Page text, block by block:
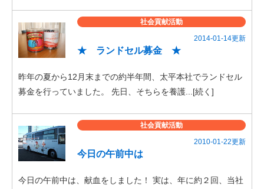
社会貢献活動
2014-01-14更新
★ ランドセル募金 ★
昨年の夏から12月末までの約半年間、太平本社でランドセル
募金を行っていました。 先日、そちらを養護...[続く]
社会貢献活動
2010-01-22更新
今日の午前中は
今日の午前中は、献血をしました！ 実は、年に約２回、当社